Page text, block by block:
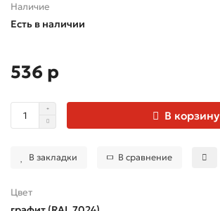
Наличие
Есть в наличии
536 р
В корзину
В закладки В сравнение
Цвет